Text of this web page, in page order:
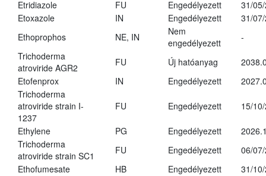
Etridiazole FU Engedélyezett
31/
Etoxazole
IN Engedélyezett
31/
Ethoprophos
NE, IN
Nem
engedélyezett
-
Trichoderma
atroviride AGR2
FU Új hatóanyag
Etofenprox
IN Engedélyezett
Trichoderma
atroviride strain I-
1237
FU Engedélyezett 15/
Ethylene PG Engedélyezett
Trichoderma
atroviride strain SC1
FU Engedélyezett
06/
Ethofumesate
HB Engedélyezett
31/